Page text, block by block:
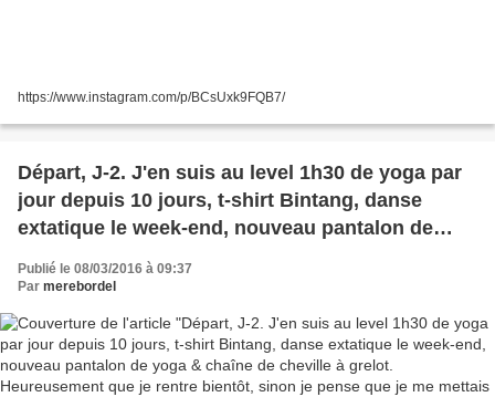
https://www.instagram.com/p/BCsUxk9FQB7/
Départ, J-2. J'en suis au level 1h30 de yoga par
jour depuis 10 jours, t-shirt Bintang, danse
extatique le week-end, nouveau pantalon de
Heureusement que je rentre bientôt, sinon je
roulé dans des feuilles de bananier d'ici 3 jours
maximum. #BaliTrip #Bali #Ubud #HippieStyle
Publié le 08/03/2016 à 09:37
Par merebordel